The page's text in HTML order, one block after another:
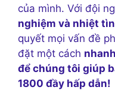
của mình. Với đội
nghiệm và nhiệt
quyết mọi vấn đề
đặt một cách
để chúng tôi giúp
1800 đầy hấp dẫn!